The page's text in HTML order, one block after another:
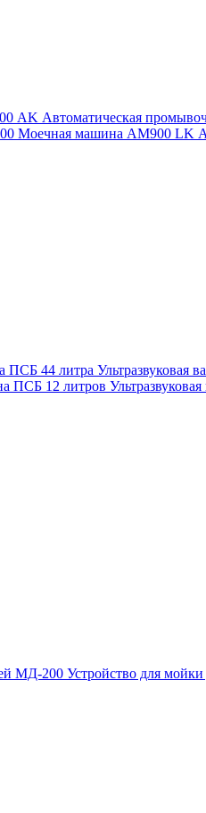
AK Автоматическая
Моечная машина AM900 LK
ПСБ 44 литра Ультразвуковая
ПСБ 12 литров
МД-200 Устройство для